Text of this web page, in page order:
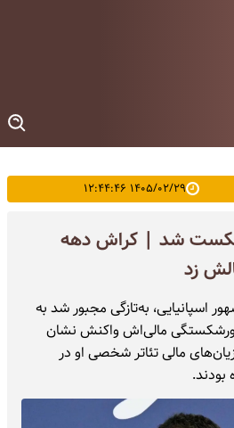
۱۴۰۵/۰۲/۲۹ ۱۲:۴۴:۴۶
شد | کراش دهه
زد
اسپانیایی، به‌تازگی مجبور شد به
ورشکستگی مالی‌اش واکنش نشان
مالی تئاتر شخصی او در
بودند.